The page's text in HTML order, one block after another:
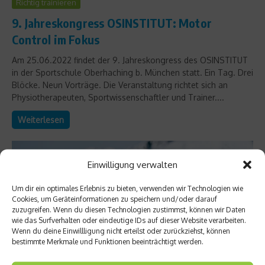
Einwilligung verwalten
Um dir ein optimales Erlebnis zu bieten, verwenden wir Technologien wie
Cookies, um Geräteinformationen zu speichern und/oder darauf
zuzugreifen. Wenn du diesen Technologien zustimmst, können wir Daten
wie das Surfverhalten oder eindeutige IDs auf dieser Website verarbeiten.
Wenn du deine Einwillligung nicht erteilst oder zurückziehst, können
bestimmte Merkmale und Funktionen beeinträchtigt werden.
Richtig trainieren
9. Jahreskongress OSINSTITUT: Motor
Control im Fokus
Am 25.06.2022 findet der 9. Jahreskongress des OSINSTITUT
in der Sportschule Oberhaching b. München statt. Ein Tag. Drei
Blöcke. Neun Vorträge. Die Veranstaltung richtet sich an
Physiotherapeuten, Sportwissenschaftler und Trainer....
Weiterlesen